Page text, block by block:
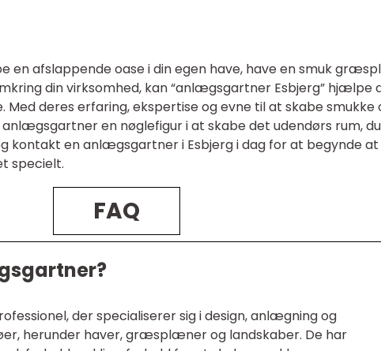
en afslappende oase i din egen have, have en smuk
din virksomhed, kan “anlægsgartner Esbjerg” hjælpe
deres erfaring, ekspertise og evne til at skabe smukke
en nøglefigur i at skabe det udendørs rum,
kontakt en anlægsgartner i Esbjerg i dag for at begynde at
specielt.
FAQ
der specialiserer sig i design, anlægning og
herunder haver, græsplæner og landskaber. De har